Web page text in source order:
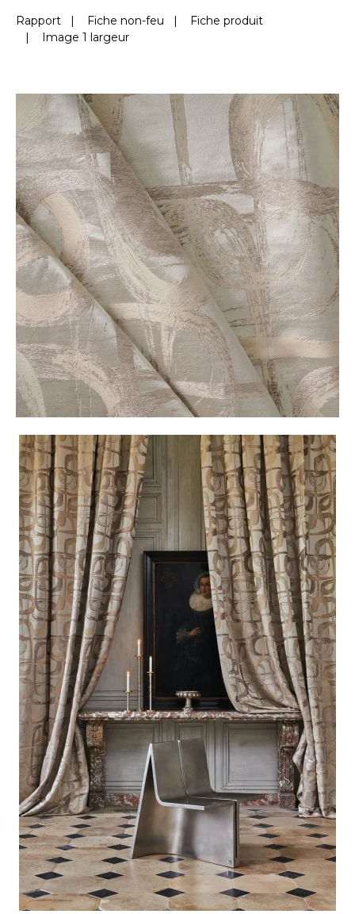
Rapport | Fiche non-feu |
Fiche produit
| Image 1 largeur